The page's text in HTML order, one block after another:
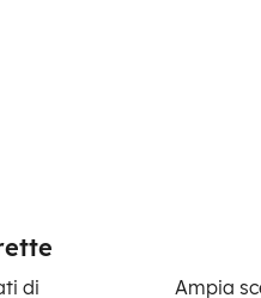
di
Ampia